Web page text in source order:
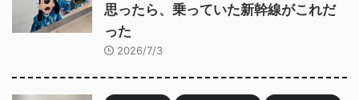
思ったら、乗っていた新幹線がこれだ
った
2026/7/3